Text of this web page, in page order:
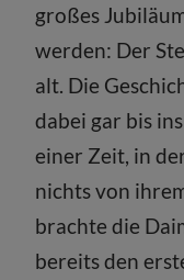
großes
werden: Der
alt. Die
dabei gar bis
einer Zeit, in
nichts von
brachte die
bereits den